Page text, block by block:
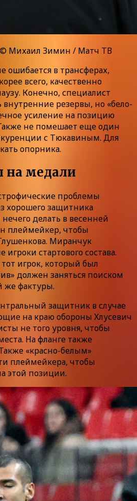
© Михаил Зимин / Матч ТВ
ошибается в трансферах,
всего, качественно
Конечно, специалист
внутренние резервы, но «бело-
усиление на позицию
не помешает еще один
с Тюкавиным. Для
опорника.
на медали
проблемы
хорошего защитника
делать в весенней
плеймейкер, чтобы
Миранчук
стартового состава.
игрок, который был
должен заняться поиском
же фактуры.
защитник в случае
на краю обороны Хлусевич
не того уровня, чтобы
На фланге также
«красно-белым»
плеймейкера, чтобы
этой позиции.